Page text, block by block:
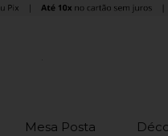
Mesa Posta